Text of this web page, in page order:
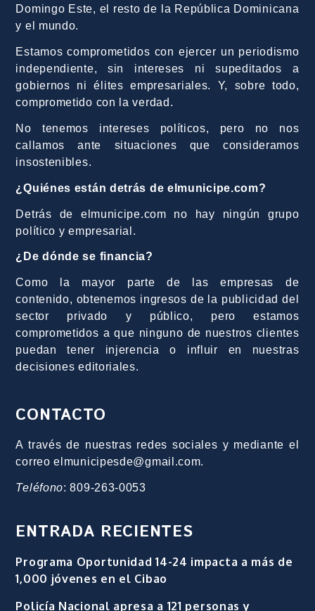
Domingo Este, el resto de la República Dominicana
y el mundo.
Estamos comprometidos con ejercer un periodismo
independiente, sin intereses ni supeditados a
gobiernos ni élites empresariales. Y, sobre todo,
comprometido con la verdad.
No tenemos intereses políticos, pero no nos
callamos ante situaciones que consideramos
insostenibles.
¿Quiénes están detrás de elmunicipe.com?
Detrás de elmunicipe.com no hay ningún grupo
político y empresarial.
¿De dónde se financia?
Como la mayor parte de las empresas de
contenido, obtenemos ingresos de la publicidad del
sector privado y público, pero estamos
comprometidos a que ninguno de nuestros clientes
puedan tener injerencia o influir en nuestras
decisiones editoriales.
CONTACTO
A través de nuestras redes sociales y mediante el
correo elmunicipesde@gmail.com.
Teléfono: 809-263-0053
ENTRADA RECIENTES
Programa Oportunidad 14-24 impacta a más de
1,000 jóvenes en el Cibao
Policía Nacional apresa a 121 personas y